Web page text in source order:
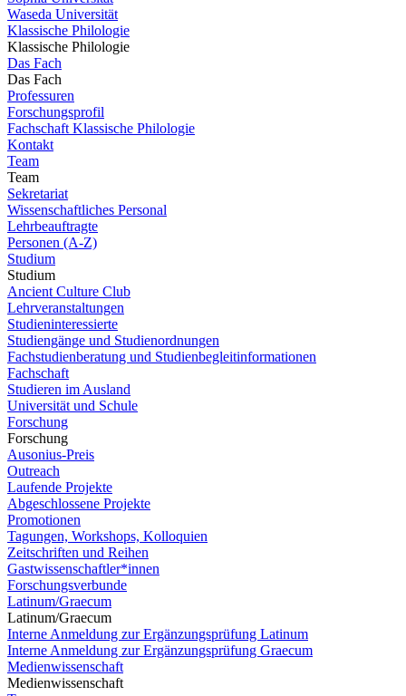
Waseda Universität
Klassische Philologie
Klassische Philologie
Das Fach
Das Fach
Professuren
Forschungsprofil
Fachschaft Klassische Philologie
Kontakt
Team
Team
Sekretariat
Wissenschaftliches Personal
Lehrbeauftragte
Personen (A-Z)
Studium
Studium
Ancient Culture Club
Lehrveranstaltungen
Studieninteressierte
Studiengänge und Studienordnungen
Fachstudienberatung und Studienbegleitinformationen
Fachschaft
Studieren im Ausland
Universität und Schule
Forschung
Forschung
Ausonius-Preis
Outreach
Laufende Projekte
Abgeschlossene Projekte
Promotionen
Tagungen, Workshops, Kolloquien
Zeitschriften und Reihen
Gastwissenschaftler*innen
Forschungsverbunde
Latinum/Graecum
Latinum/Graecum
Interne Anmeldung zur Ergänzungsprüfung Latinum
Interne Anmeldung zur Ergänzungsprüfung Graecum
Medienwissenschaft
Medienwissenschaft